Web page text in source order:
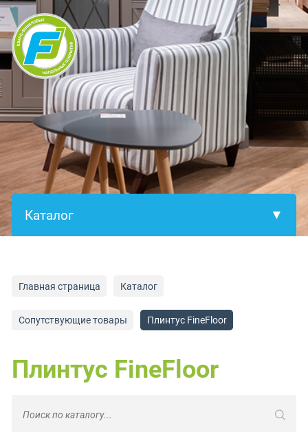
Главная страница Каталог
Сопутствующие товары Плинтус FineFloor
Плинтус FineFloor
×